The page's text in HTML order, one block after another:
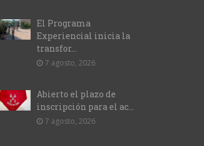
El Programa
Experiencial inicia la
transfor...
7 agosto, 2026
Abierto el plazo de
inscripción para el ac...
7 agosto, 2026